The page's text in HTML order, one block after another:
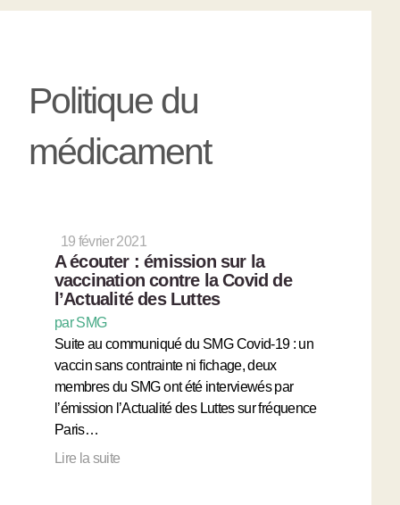
Politique du
médicament
19 février 2021
A écouter : émission sur la
vaccination contre la Covid de
l’Actualité des Luttes
par SMG
Suite au communiqué du SMG Covid-19 : un
vaccin sans contrainte ni fichage, deux
membres du SMG ont été interviewés par
l’émission l’Actualité des Luttes sur fréquence
Paris…
Lire la suite